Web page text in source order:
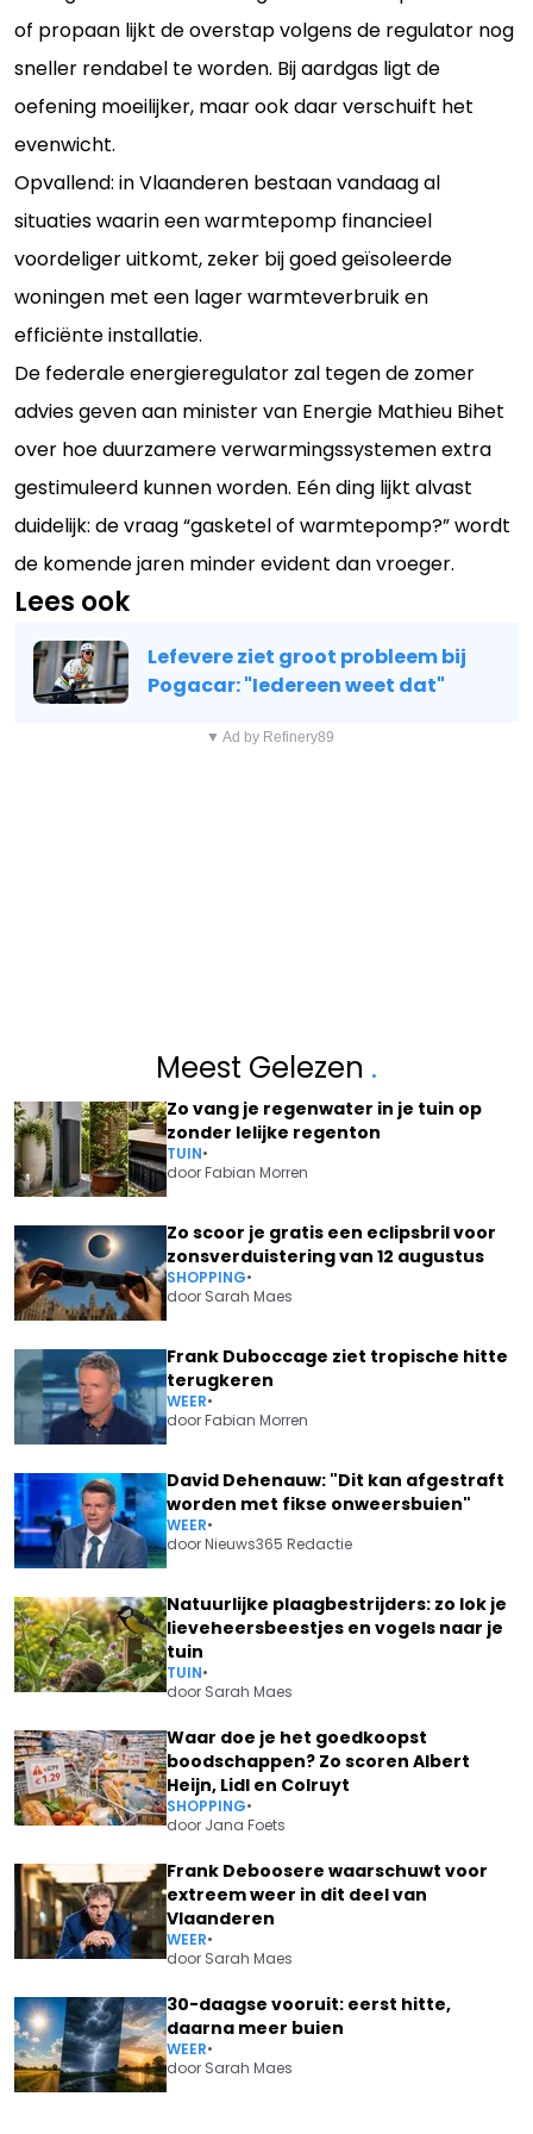
of propaan lijkt de overstap volgens de regulator nog
sneller rendabel te worden. Bij aardgas ligt de
oefening moeilijker, maar ook daar verschuift het
evenwicht.
Opvallend: in Vlaanderen bestaan vandaag al
situaties waarin een warmtepomp financieel
voordeliger uitkomt, zeker bij goed geïsoleerde
woningen met een lager warmteverbruik en
efficiënte installatie.
De federale energieregulator zal tegen de zomer
advies geven aan minister van Energie Mathieu Bihet
over hoe duurzamere verwarmingssystemen extra
gestimuleerd kunnen worden. Eén ding lijkt alvast
duidelijk: de vraag “gasketel of warmtepomp?” wordt
de komende jaren minder evident dan vroeger.
Lees ook
Lefevere ziet groot probleem bij
Pogacar: "Iedereen weet dat"
▼ Ad by Refinery89
Meest Gelezen .
Zo vang je regenwater in je tuin op
zonder lelijke regenton
TUIN•
doorFabian Morren
Zo scoor je gratis een eclipsbril voor
zonsverduistering van 12 augustus
SHOPPING•
door Sarah Maes
Frank Duboccage ziet tropische hitte
terugkeren
WEER•
doorFabian Morren
David Dehenauw: "Dit kan afgestraft
worden met fikse onweersbuien"
WEER•
doorNieuws365 Redactie
Natuurlijke plaagbestrijders: zo lok je
lieveheersbeestjes en vogels naar je
tuin
TUIN•
door Sarah Maes
Waar doe je het goedkoopst
boodschappen? Zo scoren Albert
Heijn, Lidl en Colruyt
SHOPPING•
door Jana Foets
Frank Deboosere waarschuwt voor
extreem weer in dit deel van
Vlaanderen
WEER•
door Sarah Maes
30-daagse vooruit: eerst hitte,
daarna meer buien
WEER•
door Sarah Maes